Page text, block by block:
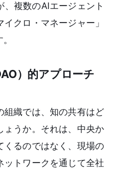
複数のAIエージェント
クロ・マネージャー」
）的アプローチ
組織では、知の共有はど
ょうか。それは、中央か
くるのではなく、現場の
ットワークを通じて全社